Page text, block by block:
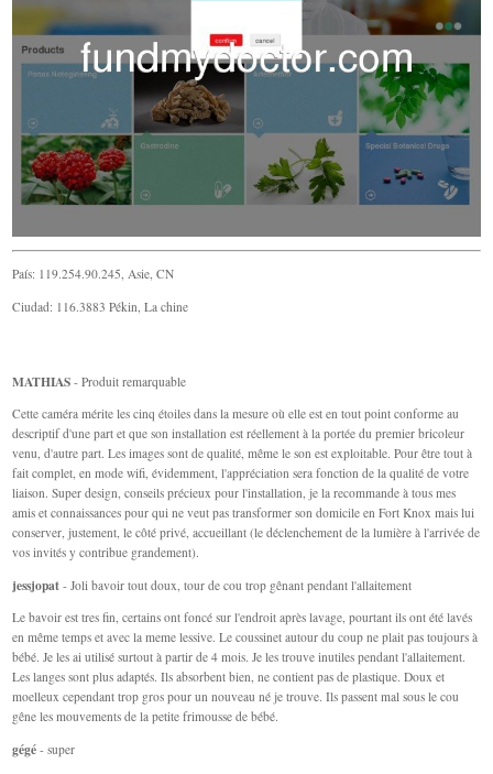
País: 119.254.90.245, Asie, CN
Ciudad: 116.3883 Pékin, La chine
MATHIAS - Produit remarquable
Cette caméra mérite les cinq étoiles dans la mesure où elle est en tout point conforme au
descriptif d'une part et que son installation est réellement à la portée du premier bricoleur
venu, d'autre part. Les images sont de qualité, même le son est exploitable. Pour être tout à
fait complet, en mode wifi, évidemment, l'appréciation sera fonction de la qualité de votre
liaison. Super design, conseils précieux pour l'installation, je la recommande à tous mes
amis et connaissances pour qui ne veut pas transformer son domicile en Fort Knox mais lui
conserver, justement, le côté privé, accueillant (le déclenchement de la lumière à l'arrivée de
vos invités y contribue grandement).
jessjopat - Joli bavoir tout doux, tour de cou trop gênant pendant l'allaitement
Le bavoir est tres fin, certains ont foncé sur l'endroit après lavage, pourtant ils ont été lavés
en même temps et avec la meme lessive. Le coussinet autour du coup ne plait pas toujours à
bébé. Je les ai utilisé surtout à partir de 4 mois. Je les trouve inutiles pendant l'allaitement.
Les langes sont plus adaptés. Ils absorbent bien, ne contient pas de plastique. Doux et
moelleux cependant trop gros pour un nouveau né je trouve. Ils passent mal sous le cou
gêne les mouvements de la petite frimousse de bébé.
gégé - super